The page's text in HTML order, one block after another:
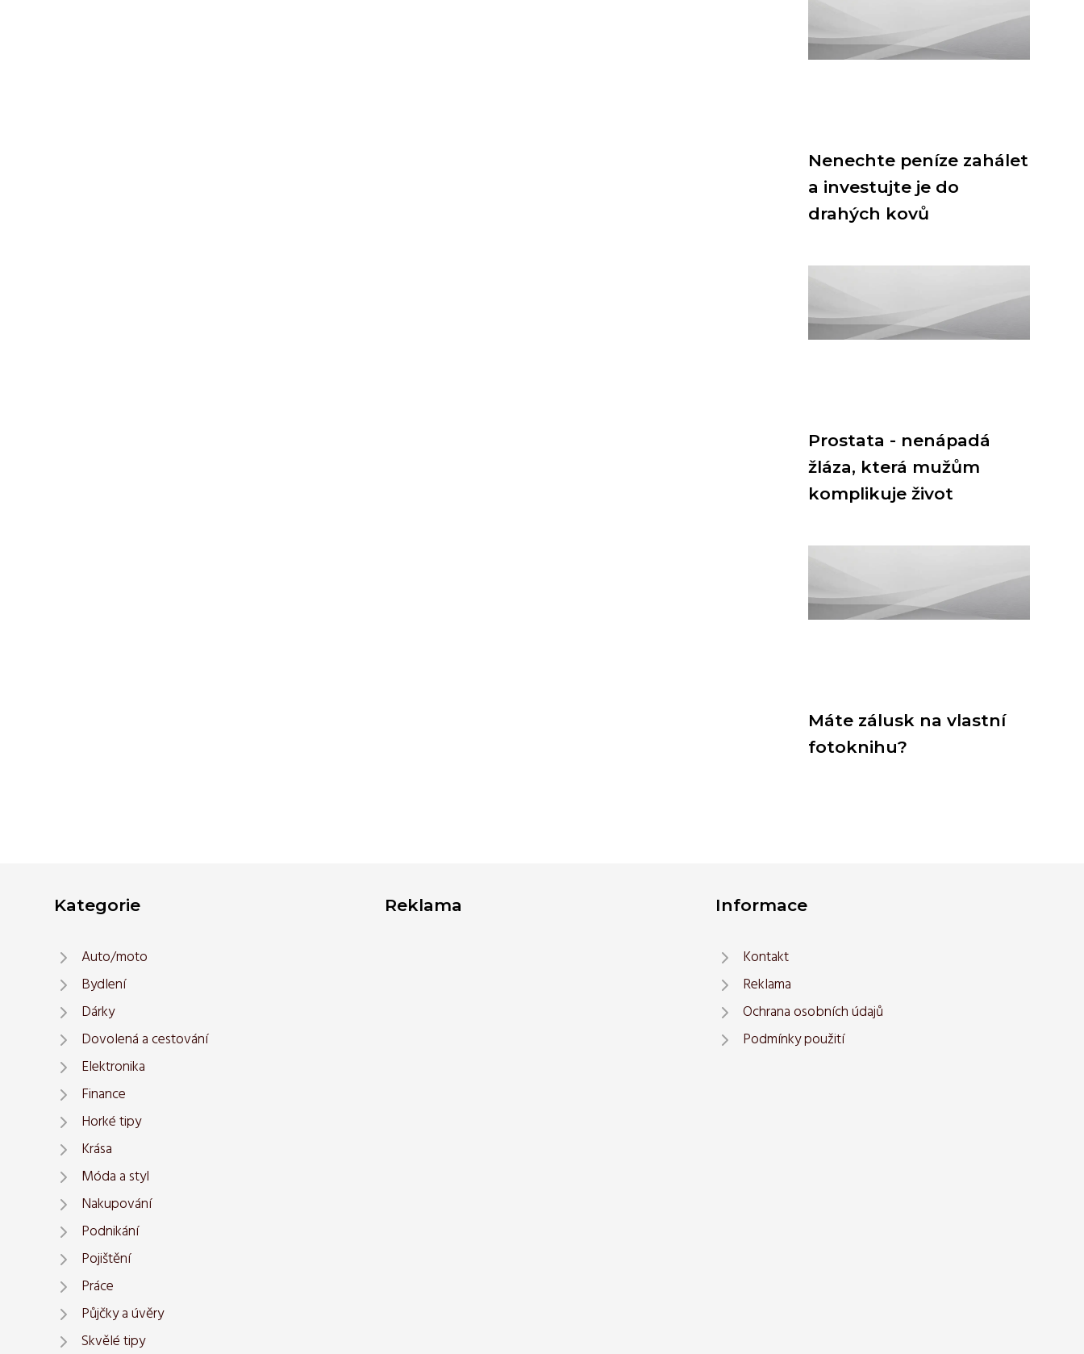
Nenechte peníze zahálet
a investujte je do
drahých kovů
Prostata - nenápadá
žláza, která mužům
komplikuje život
Máte zálusk na vlastní
fotoknihu?
Kategorie
Auto/moto
Bydlení
Dárky
Dovolená a cestování
Elektronika
Finance
Horké tipy
Krása
Móda a styl
Nakupování
Podnikání
Pojištění
Práce
Půjčky a úvěry
Skvělé tipy
Reklama Informace
Kontakt
Reklama
Ochrana osobních údajů
Podmínky použití